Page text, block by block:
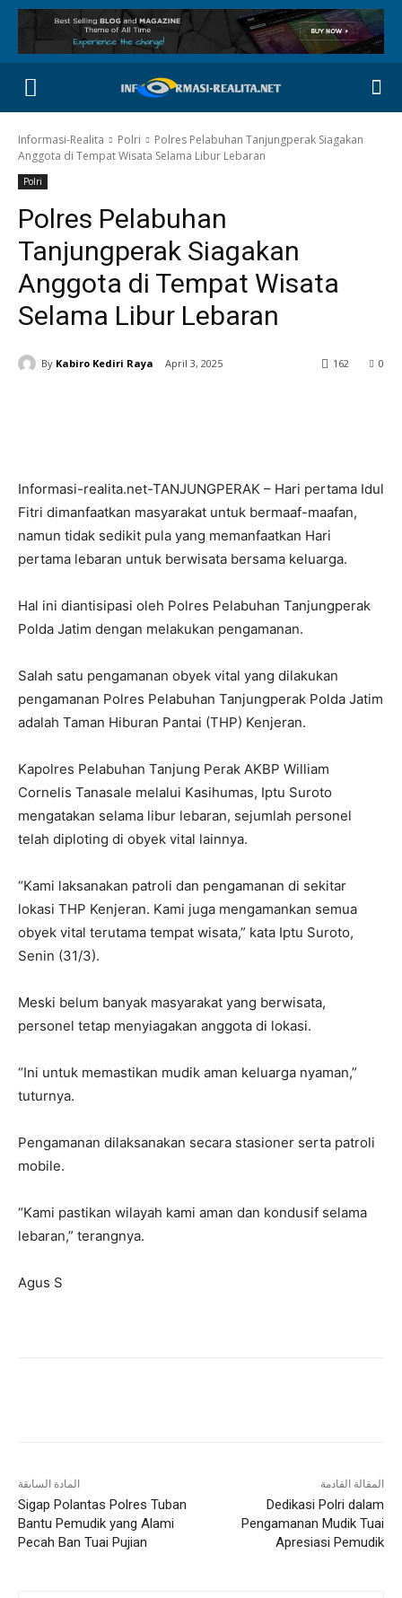
Informasi-Realita Polri
Polres Pelabuhan Tanjungperak Siagakan
Anggota di Tempat Wisata Selama Libur Lebaran
Polri
Polres Pelabuhan
Tanjungperak Siagakan
Anggota di Tempat Wisata
Selama Libur Lebaran
By Kabiro Kediri Raya April 3, 2025 0
162
Informasi-realita.net-TANJUNGPERAK – Hari pertama Idul
Fitri dimanfaatkan masyarakat untuk bermaaf-maafan,
namun tidak sedikit pula yang memanfaatkan Hari
pertama lebaran untuk berwisata bersama keluarga.
Hal ini diantisipasi oleh Polres Pelabuhan Tanjungperak
Polda Jatim dengan melakukan pengamanan.
Salah satu pengamanan obyek vital yang dilakukan
pengamanan Polres Pelabuhan Tanjungperak Polda Jatim
adalah Taman Hiburan Pantai (THP) Kenjeran.
Kapolres Pelabuhan Tanjung Perak AKBP William
Cornelis Tanasale melalui Kasihumas, Iptu Suroto
mengatakan selama libur lebaran, sejumlah personel
telah diploting di obyek vital lainnya.
“Kami laksanakan patroli dan pengamanan di sekitar
lokasi THP Kenjeran. Kami juga mengamankan semua
obyek vital terutama tempat wisata,” kata Iptu Suroto,
Senin (31/3).
Meski belum banyak masyarakat yang berwisata,
personel tetap menyiagakan anggota di lokasi.
“Ini untuk memastikan mudik aman keluarga nyaman,”
tuturnya.
Pengamanan dilaksanakan secara stasioner serta patroli
mobile.
“Kami pastikan wilayah kami aman dan kondusif selama
lebaran,” terangnya.
Agus S
المادة السابقة
Sigap Polantas Polres Tuban
Bantu Pemudik yang Alami
Pecah Ban Tuai Pujian
المقالة القادمة
Dedikasi Polri dalam
Pengamanan Mudik Tuai
Apresiasi Pemudik